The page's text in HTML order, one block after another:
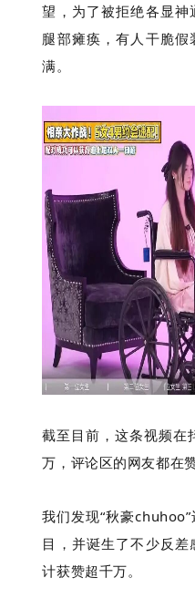
望，为了被拒绝各显
腿部瘫痪，有人干脆
满。
截至目前，这条视频
万，评论区的网友都在
我们发现“秋豪
目，并诞生了不少反
计获赞超千万。